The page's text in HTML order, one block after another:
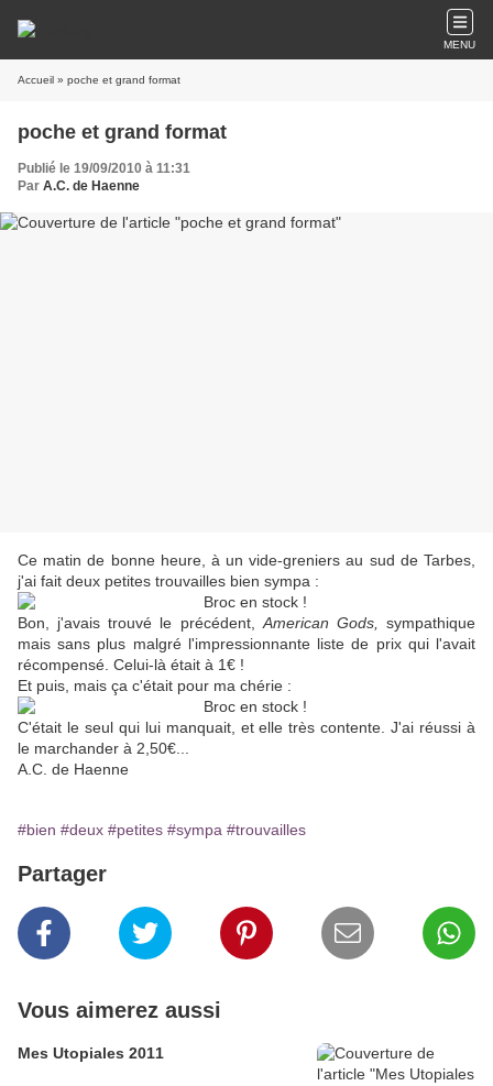
MENU
Accueil » poche et grand format
poche et grand format
Publié le 19/09/2010 à 11:31
Par A.C. de Haenne
Ce matin de bonne heure, à un vide-greniers au sud de Tarbes,
j'ai fait deux petites trouvailles bien sympa :
Bon, j'avais trouvé le précédent, American Gods,
sympathique
mais sans plus malgré l'impressionnante liste de prix qui l'avait
récompensé. Celui-là était à 1€ !
Et puis, mais ça c'était pour ma chérie :
C'était le seul qui lui manquait, et elle très contente. J'ai réussi à
le marchander à 2,50€...
A.C. de Haenne
#bien #deux #petites #sympa #trouvailles
Partager
Vous aimerez aussi
Mes Utopiales 2011